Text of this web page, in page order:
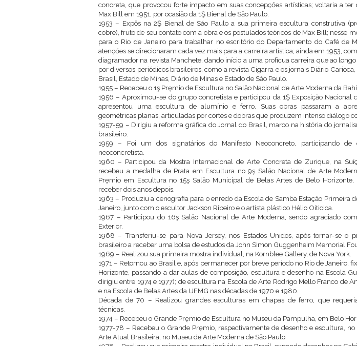
concreta, que provocou forte impacto em suas concepçőes artísticas; voltaria a
Max Bill em 1951, por ocasiăo da 1Ş Bienal de Săo Paulo.
1953 – Expôs na 2Ş Bienal de Săo Paulo a sua primeira escultura construtiva
cobre), fruto de seu contato com a obra e os postulados teóricos de Max Bill; nesse
para o Rio de Janeiro para trabalhar no escritório do Departamento do Café de
atençőes se direcionaram cada vez mais para a carreira artística; ainda em 1953,
diagramador na revista Manchete, dando início a uma profícua carreira que ao longo
por diversos periódicos brasileiros, como a revista Cigarra e os jornais Diário
Brasil, Estado de Minas, Diário de Minas e Estado de Săo Paulo.
1955 – Recebeu o 1ş Pręmio de Escultura no Salăo Nacional de Arte Moderna da
1956 – Aproximou-se do grupo concretista e participou da 1Ş Exposiçăo Nacional
apresentou uma escultura de alumínio e ferro. Suas obras passaram a
geométricas planas, articuladas por cortes e dobras que produzem intenso diálogo
1957-59 – Dirigiu a reforma gráfica do Jornal do Brasil, marco na história do
brasileiro.
1959 – Foi um dos signatários do Manifesto Neoconcreto, participando de
neoconcretista.
1960 – Participou da Mostra Internacional de Arte Concreta de Zurique, na
recebeu a medalha de Prata em Escultura no 9ş Salăo Nacional de Arte
Pręmio em Escultura no 15ş Salăo Municipal de Belas Artes de Belo
receber dois anos depois.
1963 – Produziu a cenografia para o enredo da Escola de Samba Estaçăo Primeira
Janeiro, junto com o escultor Jackson Ribeiro e o artista plástico Hélio Oiticica.
1967 – Participou do 16ş Salăo Nacional de Arte Moderna, sendo agraciado
Exterior.
1968 – Transferiu-se para Nova Jersey, nos Estados Unidos, após tornar-se o
brasileiro a receber uma bolsa de estudos da John Simon Guggenheim Memorial
1969 – Realizou sua primeira mostra individual, na Kornblee Gallery, de Nova York.
1971 – Retornou ao Brasil e, após permanecer por breve período no Rio de Janeiro,
Horizonte, passando a dar aulas de composiçăo, escultura e desenho na Escola
dirigiu entre 1974 e 1977); de escultura na Escola de Arte Rodrigo Mello Franco de
e na Escola de Belas Artes da UFMG nas décadas de 1970 e 1980.
Década de 70 – Realizou grandes esculturas em chapas de ferro, que
técnicas.
1974 – Recebeu o Grande Pręmio de Escultura no Museu da Pampulha, em Belo
1977-78 – Recebeu o Grande Pręmio, respectivamente de desenho e escultura,
Arte Atual Brasileira, no Museu de Arte Moderna de Săo Paulo.